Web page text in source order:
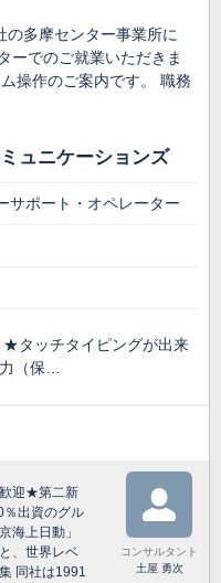
の多摩センター事業所に
ーでのご就業いただきま
操作のご案内です。 職務
ュニケーションズ
サポート・オペレーター
タッチタイピングが出来
（保…
迎★第二新
出資のグル
海上日動」
、世界レベ
同社は1991
コンサルタント
土屋 勇次